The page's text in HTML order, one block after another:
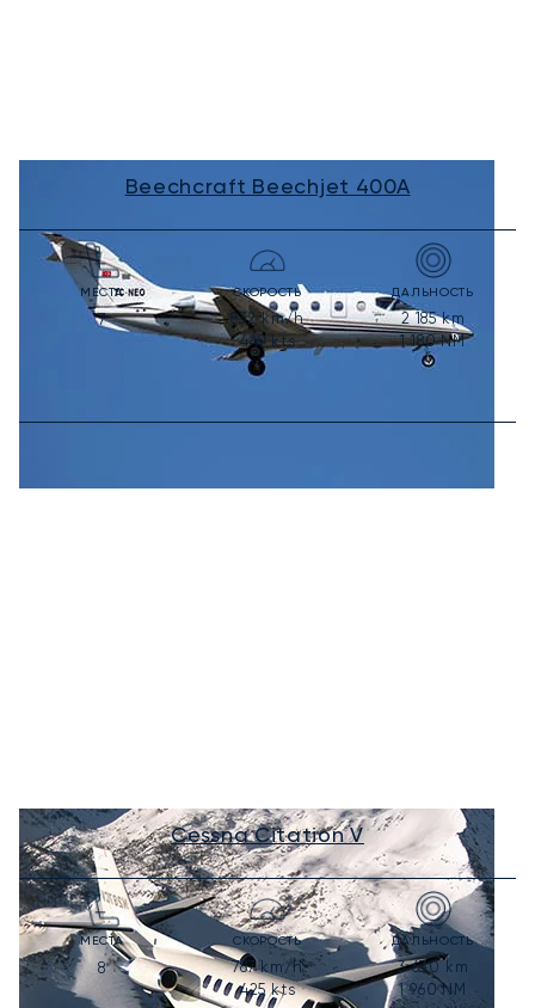
Beechcraft Beechjet 400A
МЕСТА
7
СКОРОСТЬ
832 km/h
449kts
ДАЛЬНОСТЬ
2 185km
1 180NM
Cessna Citation V
МЕСТА
8
СКОРОСТЬ
787km/h
425kts
ДАЛЬНОСТЬ
3 630 km
1 960NM